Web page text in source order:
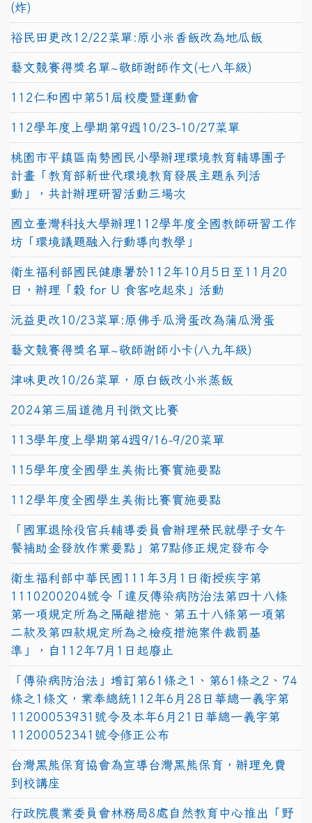
(炸)
裕民田更改12/22菜單:原小米香飯改為地瓜飯
藝文競賽得獎名單~敬師謝師作文(七八年級)
112仁和國中第51屆校慶暨運動會
112學年度上學期第9週10/23-10/27菜單
桃園市平鎮區南勢國民小學辦理環境教育輔導團子
計畫「教育部新世代環境教育發展主題系列活
動」，共計辦理研習活動三場次
國立臺灣科技大學辦理112學年度全國教師研習工作
坊「環境議題融入行動導向教學」
衛生福利部國民健康署於112年10月5日至11月20
日，辦理「穀 for U 食客吃起來」活動
沅益更改10/23菜單:原佛手瓜滑蛋改為蒲瓜滑蛋
藝文競賽得獎名單~敬師謝師小卡(八九年級)
津味更改10/26菜單，原白飯改小米蒸飯
2024第三屆道德月刊徵文比賽
113學年度上學期第4週9/16-9/20菜單
115學年度全國學生美術比賽實施要點
112學年度全國學生美術比賽實施要點
「國軍退除役官兵輔導委員會辦理榮民就學子女午
餐補助金發放作業要點」第7點修正規定發布令
衛生福利部中華民國111年3月1日衛授疾字第
1110200204號令「違反傳染病防治法第四十八條
第一項規定所為之隔離措施、第五十八條第一項第
二款及第四款規定所為之檢疫措施案件裁罰基
準」，自112年7月1日起廢止
「傳染病防治法」增訂第61條之1、第61條之2、74
條之1條文，業奉總統112年6月28日華總一義字第
11200053931號令及本年6月21日華總一義字第
11200052341號令修正公布
台灣黑熊保育協會為宣導台灣黑熊保育，辦理免費
到校講座
行政院農業委員會林務局8處自然教育中心推出「野